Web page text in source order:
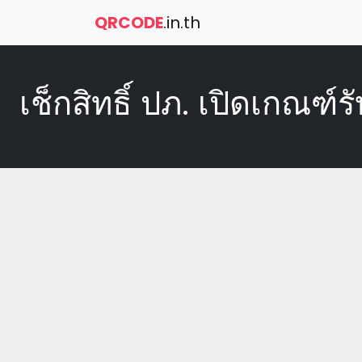
QRCODE.in.th
เช็กสิทธิ์ ปภ. เปิดเกณฑ์รั